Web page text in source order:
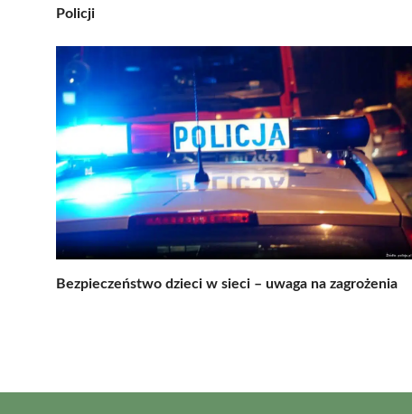
Policji
Bezpieczeństwo dzieci w sieci – uwaga na zagrożenia